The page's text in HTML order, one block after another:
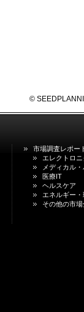
©
市場調査レポー
エレクトロ
メディカル
医療IT
ヘルスケア
エネルギー
その他の市